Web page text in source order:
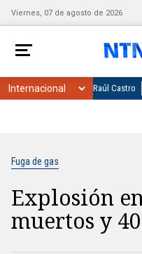
Viernes, 07 de agosto de 2026
Raúl Castro
Fuga de gas
Explosión
muertos y